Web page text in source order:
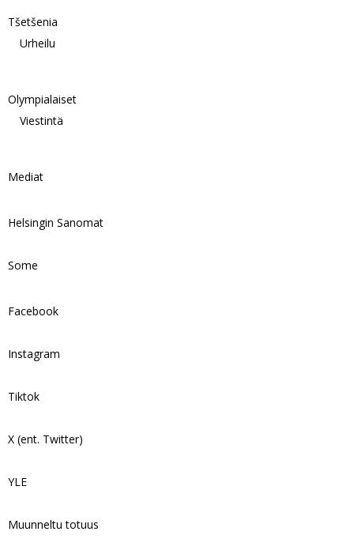
Tšetšenia
Urheilu
Olympialaiset
Viestintä
Mediat
Helsingin Sanomat
Some
Facebook
Instagram
Tiktok
X (ent. Twitter)
YLE
Muunneltu totuus